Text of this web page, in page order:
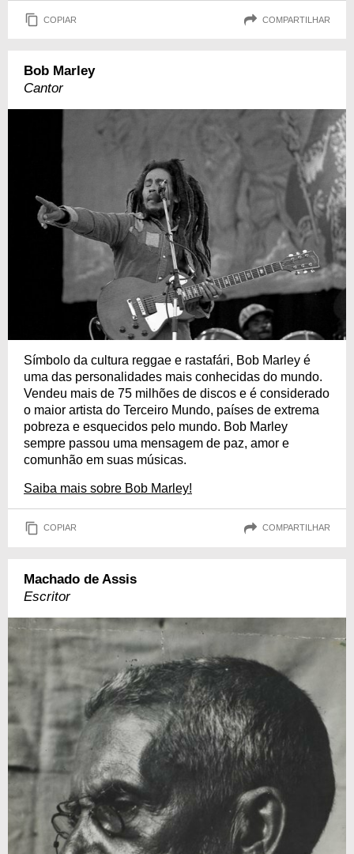
COPIAR COMPARTILHAR
Bob Marley
Cantor
Símbolo da cultura reggae e rastafári, Bob Marley é
uma das personalidades mais conhecidas do mundo.
Vendeu mais de 75 milhões de discos e é considerado
o maior artista do Terceiro Mundo, países de extrema
pobreza e esquecidos pelo mundo. Bob Marley
sempre passou uma mensagem de paz, amor e
comunhão em suas músicas.
Saiba mais sobre Bob Marley!
COPIAR COMPARTILHAR
Machado de Assis
Escritor